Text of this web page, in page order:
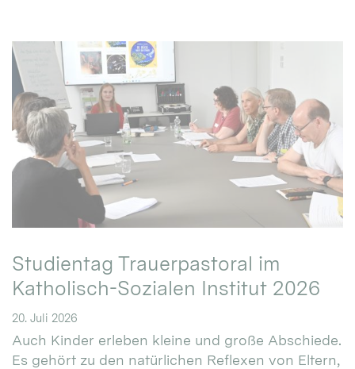
Studientag Trauerpastoral im
Katholisch-Sozialen Institut 2026
20. Juli 2026
Auch Kinder erleben kleine und große Abschiede.
Es gehört zu den natürlichen Reflexen von Eltern,